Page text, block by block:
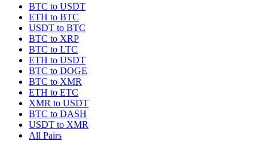
BTC to USDT
ETH to BTC
USDT to BTC
BTC to XRP
BTC to LTC
ETH to USDT
BTC to DOGE
BTC to XMR
ETH to ETC
XMR to USDT
BTC to DASH
USDT to XMR
All Pairs